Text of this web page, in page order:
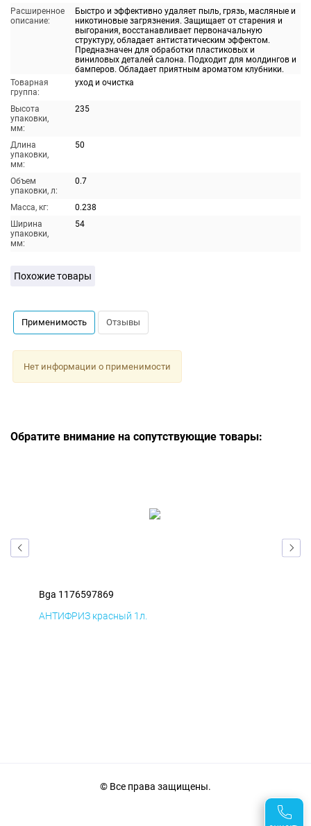
Расширенное
описание:
Быстро и эффективно удаляет пыль, грязь, масляные и
никотиновые загрязнения. Защищает от старения и
выгорания, восстанавливает первоначальную
структуру, обладает антистатическим эффектом.
Предназначен для обработки пластиковых и
виниловых деталей салона. Подходит для молдингов и
бамперов. Обладает приятным ароматом клубники.
Товарная
группа:
уход и очистка
Высота
упаковки,
мм:
235
Длина
упаковки,
мм:
50
Объем
упаковки, л:
0.7
Масса, кг:
0.238
Ширина
упаковки,
мм:
54
Похожие товары
Применимость Отзывы
Нет информации о применимости
Обратите внимание на сопутствующие товары:
Bga 1176597869
АНТИФРИЗ красный 1л.
© Все права защищены.